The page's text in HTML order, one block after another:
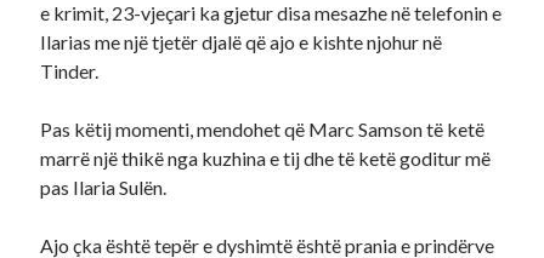
e krimit, 23-vjeçari ka gjetur disa mesazhe në telefonin e
Ilarias me një tjetër djalë që ajo e kishte njohur në
Tinder.
Pas këtij momenti, mendohet që Marc Samson të ketë
marrë një thikë nga kuzhina e tij dhe të ketë goditur më
pas Ilaria Sulën.
Ajo çka është tepër e dyshimtë është prania e prindërve